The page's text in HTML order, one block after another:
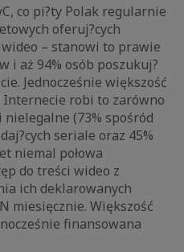
co pi?ty Polak regularnie
oferuj?cych
– stanowi to prawie
i aż 94% osób poszukuj?
Jednocześnie większość
Internecie robi to zarówno
(73% spośród
seriale oraz 45%
niemal połowa
do treści wideo z
ich deklarowanych
miesięcznie. Większość
finansowana